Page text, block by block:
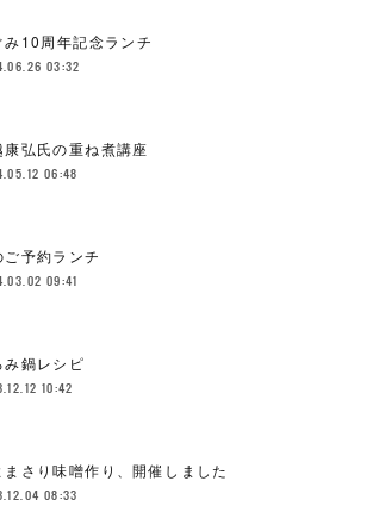
み10周年記念ランチ
03:32
康弘氏の重ね煮講座
06:48
ご予約ランチ
09:41
み鍋レシピ
10:42
まさり味噌作り、開催しました
08:33